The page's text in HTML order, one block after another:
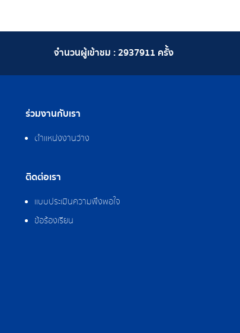
จำนวนผู้เข้าชม :2937911 ครั้ง
ร่วมงานกับเรา
ตำแหน่งงานว่าง
ติดต่อเรา
แบบประเมินความพึงพอใจ
ข้อร้องเรียน